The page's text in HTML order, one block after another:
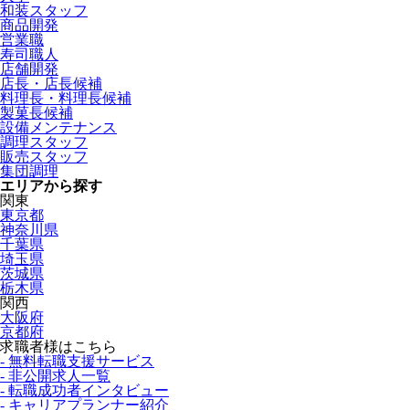
和装スタッフ
商品開発
営業職
寿司職人
店舗開発
店長・店長候補
料理長・料理長候補
製菓長候補
設備メンテナンス
調理スタッフ
販売スタッフ
集団調理
エリアから探す
関東
東京都
神奈川県
千葉県
埼玉県
茨城県
栃木県
関西
大阪府
京都府
求職者様はこちら
- 無料転職支援サービス
- 非公開求人一覧
- 転職成功者インタビュー
- キャリアプランナー紹介